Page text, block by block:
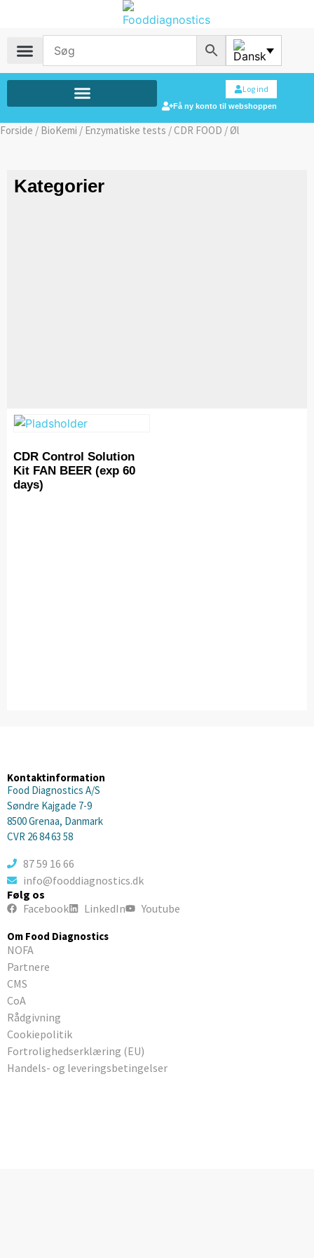
Log ind
Få ny konto til webshoppen
Forside / BioKemi / Enzymatiske tests / CDR FOOD / Øl
Kategorier
CDR Control Solution
Kit FAN BEER (exp 60
days)
Kontaktinformation
Food Diagnostics A/S
Søndre Kajgade 7-9
8500 Grenaa, Danmark
CVR 26 84 63 58
87 59 16 66
info@fooddiagnostics.dk
Følg os
Facebook
LinkedIn Youtube
Om Food Diagnostics
NOFA
Partnere
CMS
CoA
Rådgivning
Cookiepolitik
Fortrolighedserklæring (EU)
Handels- og leveringsbetingelser